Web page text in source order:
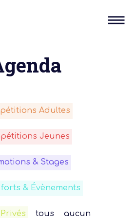
Adultes
Jeunes
& Stages
& Évènements
tous aucun